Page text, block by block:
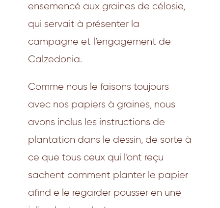
ensemencé aux graines de célosie,
qui servait à présenter la
campagne et l’engagement de
Calzedonia.
Comme nous le faisons toujours
avec nos papiers à graines, nous
avons inclus les instructions de
plantation dans le dessin, de sorte à
ce que tous ceux qui l’ont reçu
sachent comment planter le papier
afind e le regarder pousser en une